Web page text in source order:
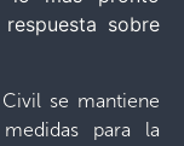
sobre
se mantiene
para la